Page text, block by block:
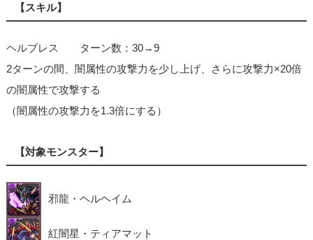
【スキル】
ヘルブレス ターン数：30→9
2ターンの間、闇属性の攻撃力を少し上げ、さらに攻撃力×20倍
の闇属性で攻撃する
（闇属性の攻撃力を1.3倍にする）
【対象モンスター】
邪龍・ヘルヘイム
紅闇星・ティアマット